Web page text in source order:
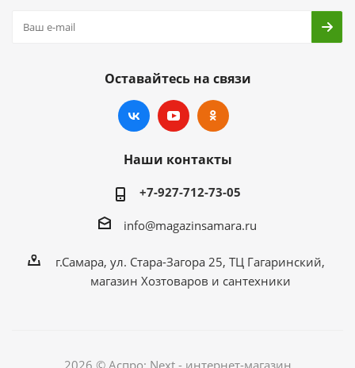
Оставайтесь на связи
Наши контакты
+7-927-712-73-05
info@magazinsamara.ru
г.Самара, ул. Стара-Загора 25, ТЦ Гагаринский,
магазин Хозтоваров и сантехники
2026 © Аспро: Next - интернет-магазин